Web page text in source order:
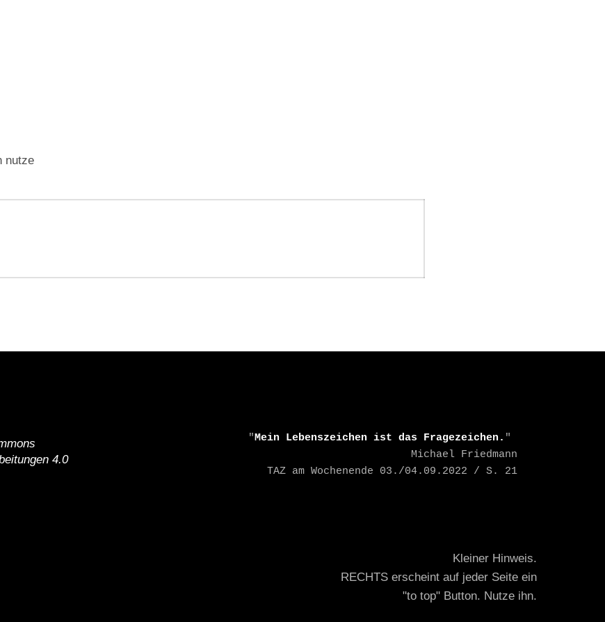
nutze
4.0
    "
Mein Lebenszeichen ist das Fragezeichen. "
    TAZ am Wochenende 03./04.09.2022 / S. 21
Kleiner Hinweis.
RECHTS erscheint auf jeder Seite ein
"to top" Button. Nutze ihn.